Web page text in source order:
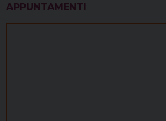
APPUNTAMENTI